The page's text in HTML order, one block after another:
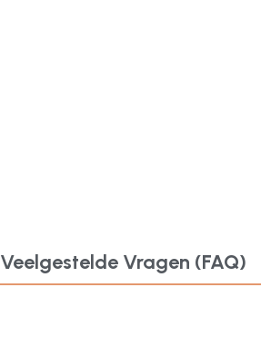
Veelgestelde Vragen (FAQ)